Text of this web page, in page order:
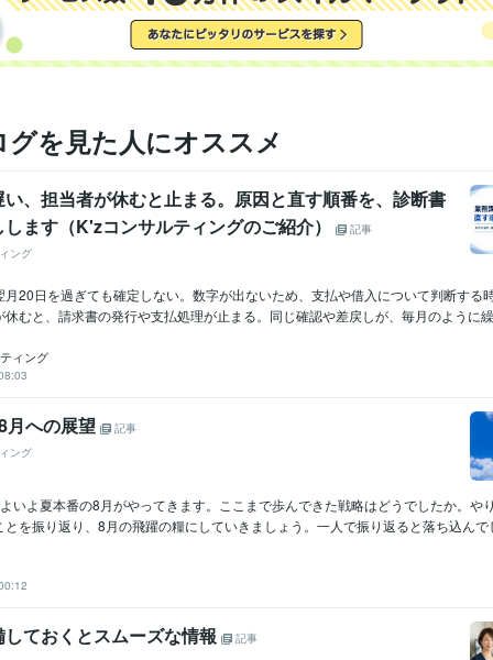
を見た人にオススメ
、担当者が休むと止まる。原因と直す順番を、診断書
ます（K'zコンサルティングのご紹介）
記事
ング
月20日を過ぎても確定しない。数字が出ないため、支払や借入について判断する
休むと、請求書の発行や支払処理が止まる。同じ確認や差戻しが、毎月のように
ィング
月への展望
記事
ング
いよ夏本番の8月がやってきます。ここまで歩んできた戦略はどうでしたか。や
とを振り返り、8月の飛躍の糧にしていきましょう。一人で振り返ると落ち込んで
ておくとスムーズな情報 記事